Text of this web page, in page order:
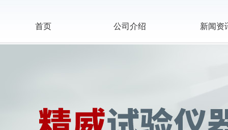
首页 公司介绍 新闻资